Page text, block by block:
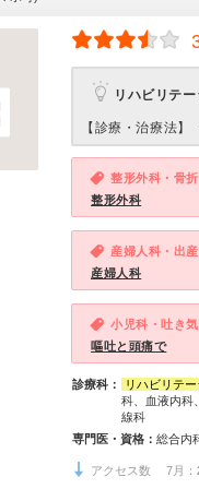
リハビリテ
【診療・治療法】
整形外科・骨
整形外科
産婦人科・出産
産婦人科
小児科・吐き
嘔吐と頭痛で
診療科： リハビリテ
科、血液内科
線科
専門医・資格：
アクセス数 7月：